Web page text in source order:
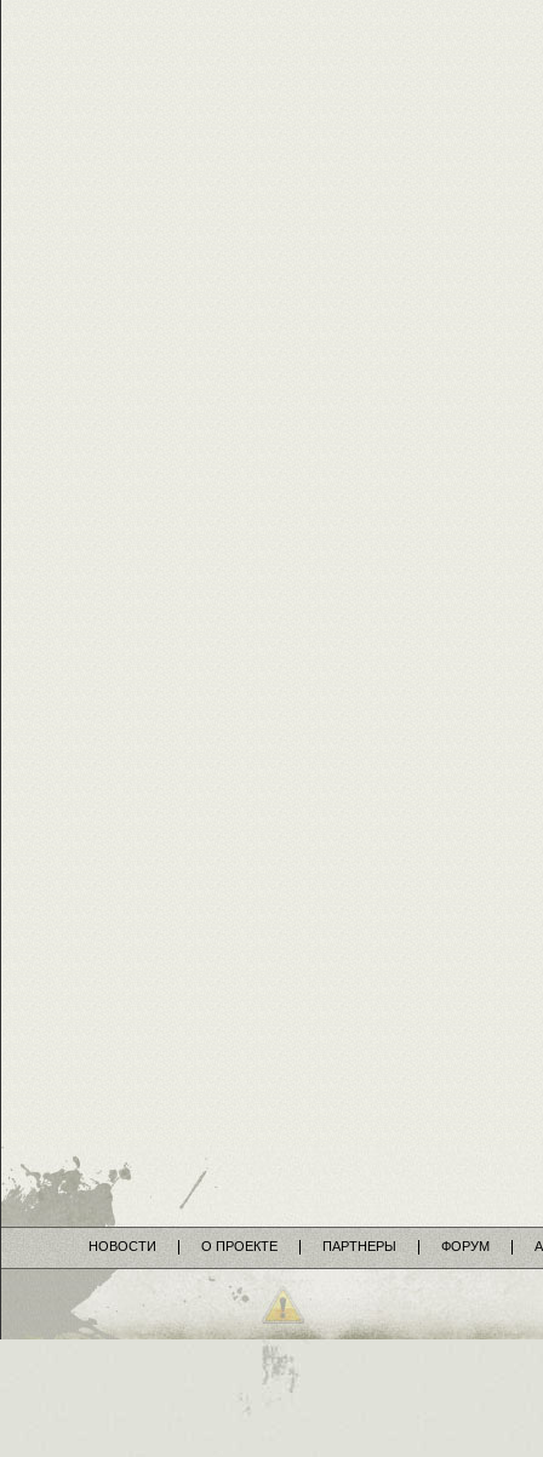
НОВОСТИ О ПРОЕКТЕ ПАРТНЕРЫ ФОРУМ